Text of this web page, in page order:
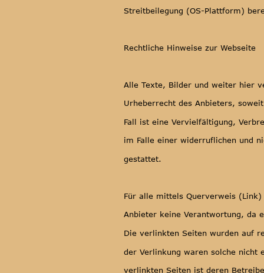
Streitbeilegung (OS-Plattform)
Rechtliche Hinweise zur Webseite
Alle Texte, Bilder und weiter hier
Urheberrecht des Anbieters,
Fall ist eine Vervielfältigung,
im Falle einer widerruflichen und
gestattet.
Für alle mittels Querverweis
Anbieter keine Verantwortung, da
Die verlinkten Seiten wurden auf
der Verlinkung waren solche
verlinkten Seiten ist deren